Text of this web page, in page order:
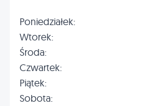
Poniedziałek:
Wtorek:
Środa:
Czwartek:
Piątek:
Sobota: